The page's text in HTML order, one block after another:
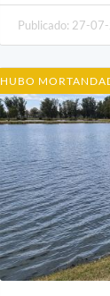
Publicado: 27-
HUBO